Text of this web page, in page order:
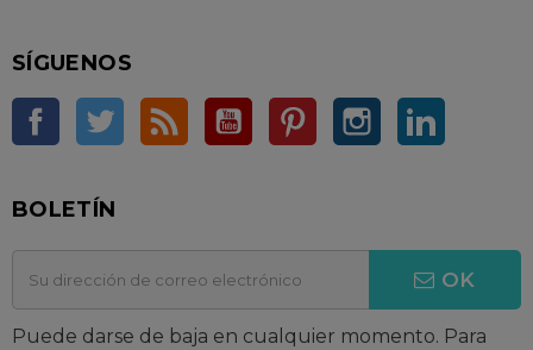
SÍGUENOS
FacebookTwitter Rss YouTubePinterestInstagram
BOLETÍN
OK
Puede darse de baja en cualquier momento. Para